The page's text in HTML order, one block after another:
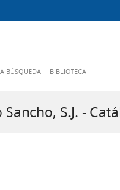
BÚSQUEDA BIBLIOTECA
S.J. -